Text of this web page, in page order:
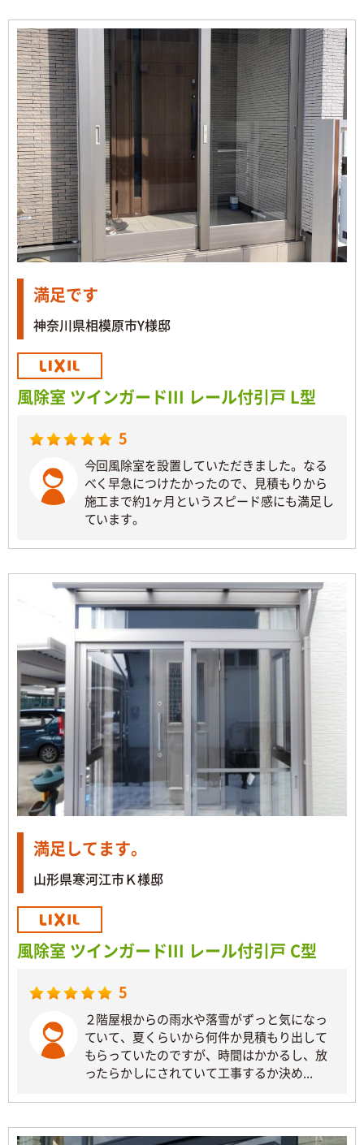
満足です
神奈川県相模原市Y様邸
風除室 ツインガードIII レール付引戸 L型
5
今回風除室を設置していただきました。なる
べく早急につけたかったので、見積もりから
施工まで約1ヶ月というスピード感にも満足し
ています。
満足してます。
山形県寒河江市Ｋ様邸
風除室 ツインガードIII レール付引戸 C型
5
２階屋根からの雨水や落雪がずっと気になっ
ていて、夏くらいから何件か見積もり出して
もらっていたのですが、時間はかかるし、放
ったらかしにされていて工事するか決め...